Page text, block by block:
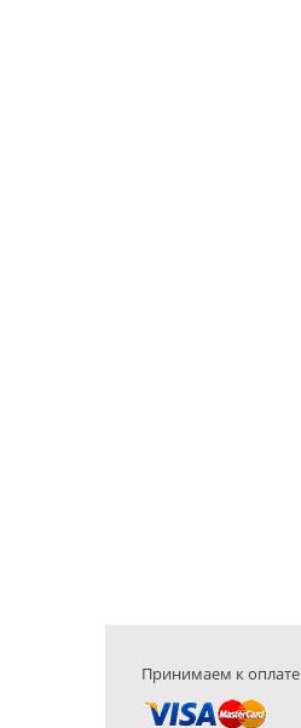
Принимаем к оплате